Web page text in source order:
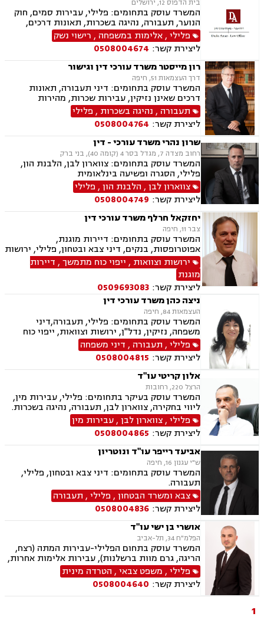
בית הדפוס 12, ירושלים
המשרד עוסק בתחומים: פלילי, עבירות סמים, חוק
הנוער, תעבורה, נהיגה בשכרות, תאונות דרכים,
פסילת רשיון מנהלית ושלילת רישיון נהיגה, ייצוג
קטינים, אלימות במשפחה, ועדת שחרורים, מחיקת
רישום פלילי, רישוי נשק, המכון הרפואי לבטיחות
בדרכים
פלילי,אלימות במשפחה , רישוי נשק
ליצירת קשר: 0508004674
רון מייסטר משרד עורכי דין וגישור
דרך העצמאות 51, חיפה
המשרד עוסק בתחומים: דיני תעבורה, תאונות
דרכים שאינן נזיקין, עבירות שכרות, מהירות
מופרזת, תאונות פגע וברח, פלילים
תעבורה , נהיגה בשכרות , פלילי
ליצירת קשר: 0508004764
שרון נהרי משרד עורכי - דין
רחוב מצדה 7, מגדל בסר 4 (קומה 40), בני ברק
המשרד עוסק בתחומים: צווארון לבן, הלבנת הון,
פלילי, הסגרה ופשיעה בינלאומית
צווארון לבן, הלבנת הון, פלילי
ליצירת קשר: 0508004749
יחזקאל חרלף משרד עורכי דין
צבר 11, חיפה
המשרד עוסק בתחומים: דיירות מוגנת,
אפוטרופסות, בנקים, דיני צבא ובטחון, פלילי, ירושות
וצוואות, ליטיגציה, נדל"ן, דיני מקרקעין, עבירות מין,
פינוי מושכר, צווארון לבן, תאונות דרכים, תעבורה,
דיני עבודה, הסכמי ממון, משפט צבאי, עסקאות מכר
דירה, תאונות עבודה, מעמד אישי, חדלות פרעון
ירושות וצוואות , ייפוי כוח מתמשך, דיירות
מוגנת
ליצירת קשר: 0509693083
ניצה כהן משרד עורכי דין
העצמאות 84, חיפה
המשרד עוסק בתחומים: פלילי, תעבורה,דיני
משפחה, נזיקין, נדל"ן, ירושות וצוואות, ייפוי כוח
מתמשך, עסקאות מכר דירה, ליקוי בניה, גירושין,
הסכמי ממון, מזונות, משמורת, נזקי גוף, תאונות
דרכים
פלילי, תעבורה , דיני משפחה
ליצירת קשר: 0508004815
אלון קריטי עו"ד
הרצל 220, רחובות
המשרד עוסק בעיקר בתחומים: פלילי, עבירות מין,
ליווי בחקירה, צווארון לבן, תעבורה, נהיגה בשכרות.
פלילי,צווארון לבן,עבירות מין
ליצירת קשר: 0508004865
אביעד רייפר עו"ד ונוטריון
ש"י עגנון 16, חיפה
המשרד עוסק בתחומים: דיני צבא ובטחון, פלילי,
תעבורה.
צבא ומשרד הבטחון, פלילי, תעבורה
ליצירת קשר: 0508004836
אושרי בן ישי עו"ד
הפלמ"ח 34, תל-אביב
המשרד עוסק בתחום הפלילי-עבירות המתה (רצח,
הריגה, גרם מוות ברשלנות), עבירות אלימות אחרות,
עבירות רכוש, עבירות סמים, עבירות מין, עבירות
כלכליות, עבירות צווארון לבן ועוד. כמו כן המשרד
עוסק בערעורים פליליים, משפט צבאי, ועדות
שחרורים ועתירות אסירים.
פלילי, משפט צבאי, הטרדה מינית
ליצירת קשר: 0508004640
1